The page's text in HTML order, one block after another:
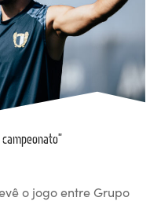
o jogo entre Grupo